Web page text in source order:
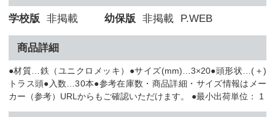
学校版 非掲載 幼保版 非掲載 P.WEB
商品詳細
●材質…鉄（ユニクロメッキ）●サイズ(mm)…3×20●頭形状…(＋)
トラス頭●入数…30本●参考在庫数・商品詳細・サイズ情報はメー
カー（参考）URLからもご確認いただけます。 ●最小出荷単位： 1